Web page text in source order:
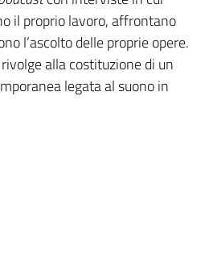
il proprio lavoro, affrontano
l’ascolto delle proprie opere.
alla costituzione di un
legata al suono in